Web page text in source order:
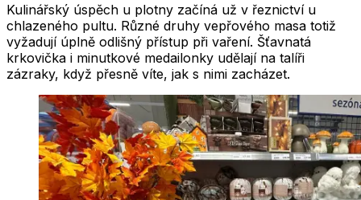
Kulinářský úspěch u plotny začíná už v řeznictví u
chlazeného pultu. Různé druhy vepřového masa totiž
vyžadují úplně odlišný přístup při vaření. Šťavnatá
krkovička i minutkové medailonky udělají na talíři
zázraky, když přesně víte, jak s nimi zacházet.